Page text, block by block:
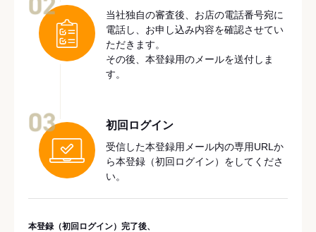
当社独自の審査後、お店の電話番号宛に
電話し、お申し込み内容を確認させてい
ただきます。
その後、本登録用のメールを送付しま
す。
初回ログイン
受信した本登録用メール内の専用URLか
ら本登録（初回ログイン）をしてくださ
い。
本登録（初回ログイン）完了後、